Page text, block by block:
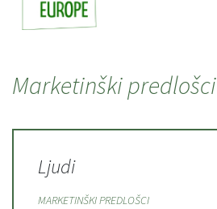
Marketinški predlošci
Ljudi
MARKETINŠKI PREDLOŠCI